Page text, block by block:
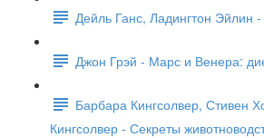
Дейль Ганс, Ладингтон Эйлин
Джон Грэй - Марс и Венера:
Барбара Кингсолвер, Стивен
Кингсолвер - Секреты